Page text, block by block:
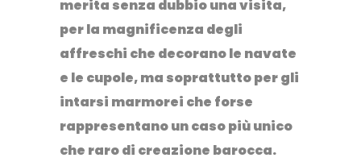
merita senza dubbio una visita,
per la magnificenza degli
affreschi che decorano le navate
e le cupole, ma soprattutto per gli
intarsi marmorei che forse
rappresentano un caso più unico
che raro di creazione barocca.